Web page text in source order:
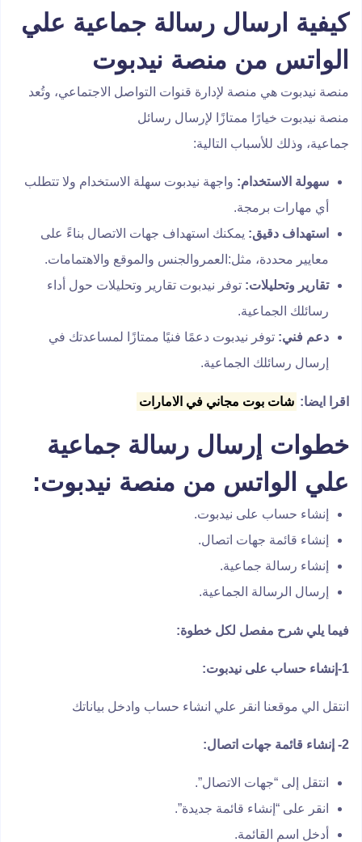
كيفية ارسال رسالة جماعية علي
الواتس من منصة نيدبوت
منصة نيدبوت هي منصة لإدارة قنوات التواصل الاجتماعي، وتُعد
منصة نيدبوت خيارًا ممتازًا لإرسال رسائل
جماعية، وذلك للأسباب التالية:
سهولة الاستخدام: واجهة نيدبوت سهلة الاستخدام ولا تتطلب
أي مهارات برمجة.
استهداف دقيق: يمكنك استهداف جهات الاتصال بناءً على
معايير محددة، مثل:العمروالجنس والموقع والاهتمامات.
تقارير وتحليلات: توفر نيدبوت تقارير وتحليلات حول أداء
رسائلك الجماعية.
دعم فني: توفر نيدبوت دعمًا فنيًا ممتازًا لمساعدتك في
إرسال رسائلك الجماعية.
اقرا ايضا: شات بوت مجاني في الامارات
خطوات إرسال رسالة جماعية
علي الواتس من منصة نيدبوت:
إنشاء حساب على نيدبوت.
إنشاء قائمة جهات اتصال.
إنشاء رسالة جماعية.
إرسال الرسالة الجماعية.
فيما يلي شرح مفصل لكل خطوة:
1-إنشاء حساب على نيدبوت:
انتقل الي موقعنا انقر علي انشاء حساب وادخل بياناتك
2- إنشاء قائمة جهات اتصال:
انتقل إلى “جهات الاتصال”.
انقر على “إنشاء قائمة جديدة”.
أدخل اسم القائمة.